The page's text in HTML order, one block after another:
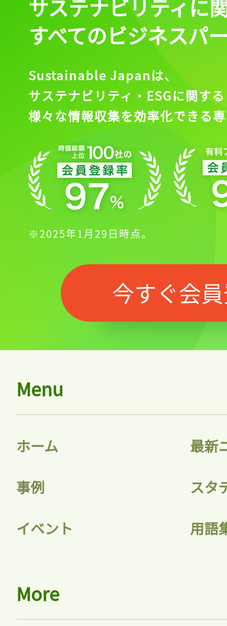
サステナビリティに
すべてのビジネスパ
Sustainable Japanは、
サステナビリティ・ESGに関する
様々な情報収集を効率化できる
※2025年1月29日時点。
今すぐ会
Menu
ホーム 最新
事例 スタ
イベント 用語
More